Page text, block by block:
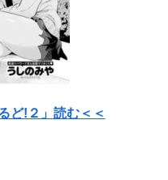
ど!２」読む＜＜